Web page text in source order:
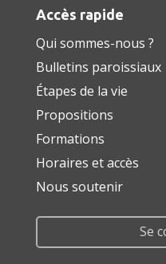
Accès rapide
Qui sommes-nous ?
Bulletins paroissiaux
Étapes de la vie
Propositions
Formations
Horaires et accès
Nous soutenir
Se